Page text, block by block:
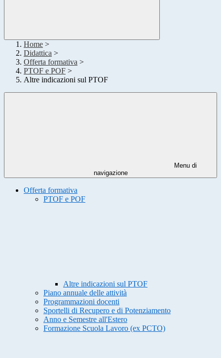
Home >
Didattica >
Offerta formativa >
PTOF e POF >
Altre indicazioni sul PTOF
Menu di
navigazione
Offerta formativa
PTOF e POF
Altre indicazioni sul PTOF
Piano annuale delle attività
Programmazioni docenti
Sportelli di Recupero e di Potenziamento
Anno e Semestre all'Estero
Formazione Scuola Lavoro (ex PCTO)